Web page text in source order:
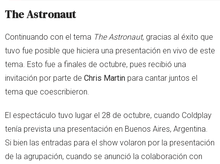
The Astronaut
Continuando con el tema The Astronaut, gracias al éxito que
tuvo fue posible que hiciera una presentación en vivo de este
tema. Esto fue a finales de octubre, pues recibió una
invitación por parte de Chris Martin para cantar juntos el
tema que coescribieron.
El espectáculo tuvo lugar el 28 de octubre, cuando Coldplay
tenía prevista una presentación en Buenos Aires, Argentina.
Si bien las entradas para el show volaron por la presentación
de la agrupación, cuando se anunció la colaboración con